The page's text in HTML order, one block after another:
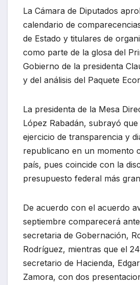
La Cámara de Diputados
calendario de
de Estado y titulares de
como parte de la glosa del
Gobierno de la presidenta
y del análisis del Paquete
La presidenta de la Mesa
López Rabadán, subrayó
ejercicio de transparencia y
republicano en un momento
país, pues coincide con la
presupuesto federal más
De acuerdo con el acuerdo
septiembre comparecerá
secretaria de Gobernación,
Rodríguez, mientras que el
secretario de Hacienda,
Zamora, con dos